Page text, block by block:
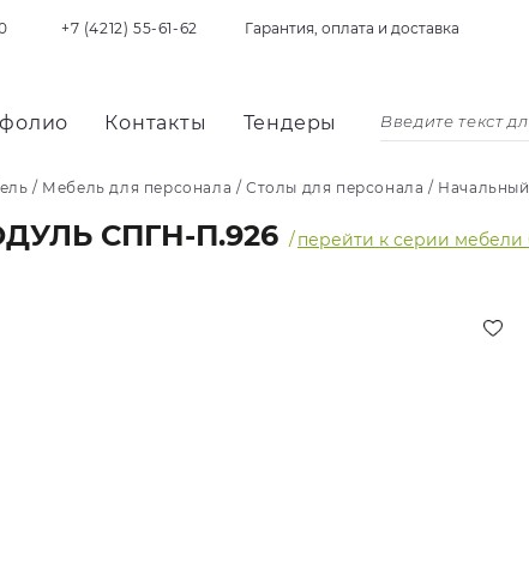
+7 (4212) 55-61-62 Гарантия, оплата и доставка
Контакты Тендеры
/ Мебель для персонала /Столы для персонала /
СПГН-П.926 /перейти к серии мебели